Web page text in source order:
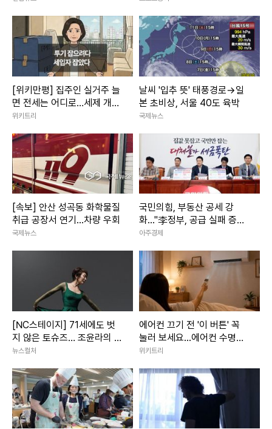
[위키만평] 집주인 실거주 늘
면 전세는 어디로…세제 개편
에 세입자 불안 커진다
위키트리
날씨 '입추 뜻' 태풍경로→일
본 초비상, 서울 40도 육박
국제뉴스
[속보] 안산 성곡동 화학물질
취급 공장서 연기...차량 우회
국제뉴스
국민의힘, 부동산 공세 강
화..."李정부, 공급 실패 증세
로 덮으려 해"
아주경제
[NC스테이지] 71세에도 벗
지 않은 토슈즈… 조윤라의 시
간은 아직 현재형
뉴스컬처
에어컨 끄기 전 '이 버튼' 꼭
눌러 보세요...에어컨 수명이
늘어납니다
위키트리